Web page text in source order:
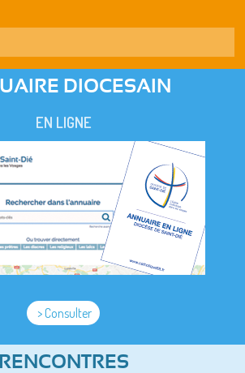
DIOCESAIN
EN LIGNE
> Consulter
RENCONTRES